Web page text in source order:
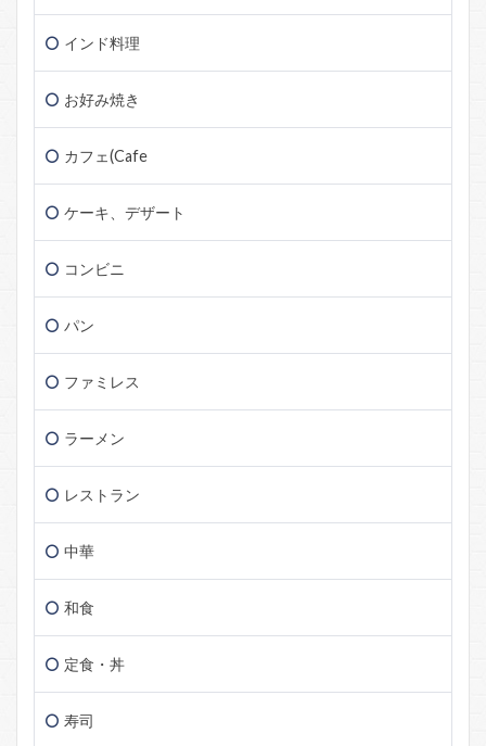
インド料理
お好み焼き
カフェ(Cafe
ケーキ、デザート
コンビニ
パン
ファミレス
ラーメン
レストラン
中華
和食
定食・丼
寿司